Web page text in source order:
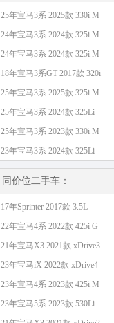
25年宝马3系 2025款 330i M
24年宝马3系 2024款 325i M
24年宝马3系 2024款 325i M
18年宝马3系GT 2017款 320i
25年宝马3系 2025款 325i M
25年宝马3系 2024款 325Li
25年宝马3系 2023款 330i M
23年宝马3系 2024款 325Li
同价位二手车：
17年Sprinter 2017款 3.5L
22年宝马4系 2022款 425i G
21年宝马X3 2021款 xDrive3
23年宝马iX 2022款 xDrive4
23年宝马4系 2023款 425i M
23年宝马5系 2023款 530Li